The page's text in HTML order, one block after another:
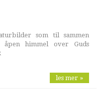
som til sammen
åpen himmel over Guds
les mer »